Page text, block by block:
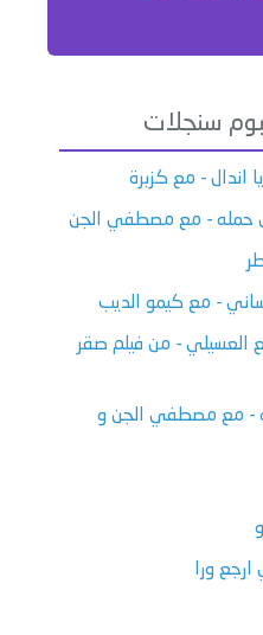
سنجلات
اندال - مع كزبرة
حمله - مع مصطفي الجن
- مع كيمو الديب
العسيلي - من فيلم صقر
- مع مصطفي الجن و
ورا